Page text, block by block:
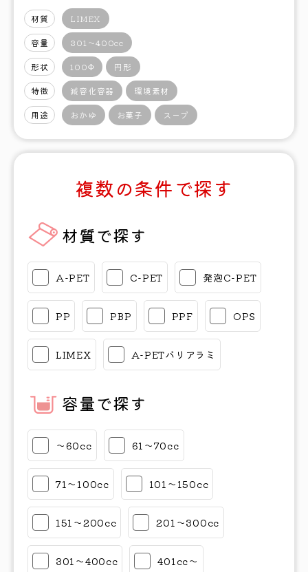
材質 LIMEX
容量 301〜400cc
形状 100Φ 円形
特徴 減容化容器 環境素材
用途 おかゆ お菓子 スープ
複数の条件で探す
材質で探す
A-PET C-PET 発泡C-PET
PP PBP PPF OPS
LIMEX A-PETバリアラミ
容量で探す
〜60cc 61〜70cc
71〜100cc 101〜150cc
151〜200cc 201〜300cc
301〜400cc 401cc〜